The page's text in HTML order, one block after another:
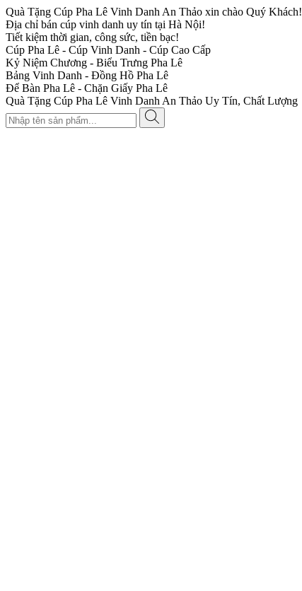
Quà Tặng Cúp Pha Lê Vinh Danh An Thảo xin chào Quý Khách!
Địa chỉ bán cúp vinh danh uy tín tại Hà Nội!
Tiết kiệm thời gian, công sức, tiền bạc!
Cúp Pha Lê - Cúp Vinh Danh - Cúp Cao Cấp
Kỷ Niệm Chương - Biểu Trưng Pha Lê
Bảng Vinh Danh - Đồng Hồ Pha Lê
Để Bàn Pha Lê - Chặn Giấy Pha Lê
Quà Tặng Cúp Pha Lê Vinh Danh An Thảo Uy Tín, Chất Lượng